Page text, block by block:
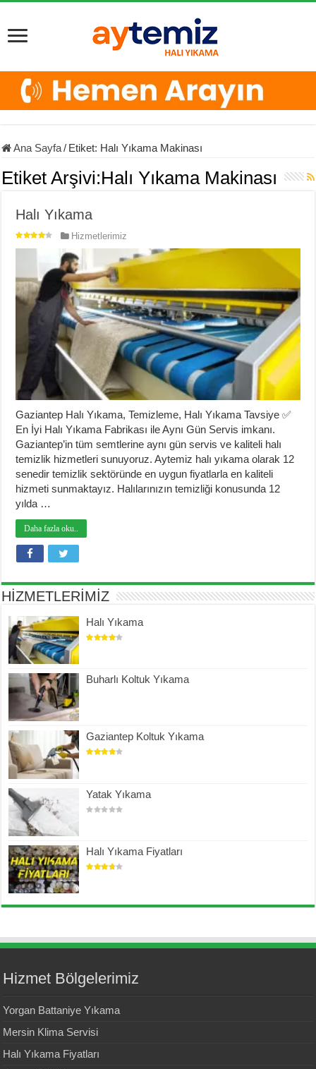
Ana Sayfa/ Etiket: Halı Yıkama Makinası
Etiket Arşivi:Halı Yıkama Makinası
Halı Yıkama
Hizmetlerimiz
Gaziantep Halı Yıkama, Temizleme, Halı Yıkama Tavsiye ✅
En İyi Halı Yıkama Fabrikası ile Aynı Gün Servis imkanı.
Gaziantep’in tüm semtlerine aynı gün servis ve kaliteli halı
temizlik hizmetleri sunuyoruz. Aytemiz halı yıkama olarak 12
senedir temizlik sektöründe en uygun fiyatlarla en kaliteli
hizmeti sunmaktayız. Halılarınızın temizliği konusunda 12
yılda …
Daha fazla oku..
HİZMETLERİMİZ
Halı Yıkama
Buharlı Koltuk Yıkama
Gaziantep Koltuk Yıkama
Yatak Yıkama
Halı Yıkama Fiyatları
Hizmet Bölgelerimiz
Yorgan Battaniye Yıkama
Mersin Klima Servisi
Halı Yıkama Fiyatları